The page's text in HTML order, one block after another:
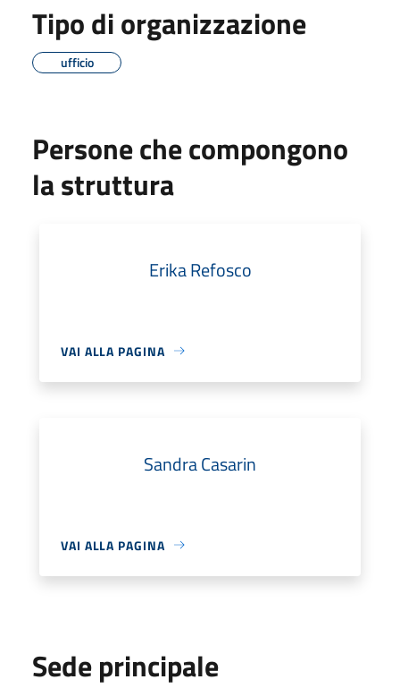
Tipo di organizzazione
ufficio
Persone che compongono
la struttura
Erika Refosco
VAI ALLA PAGINA
Sandra Casarin
VAI ALLA PAGINA
Sede principale